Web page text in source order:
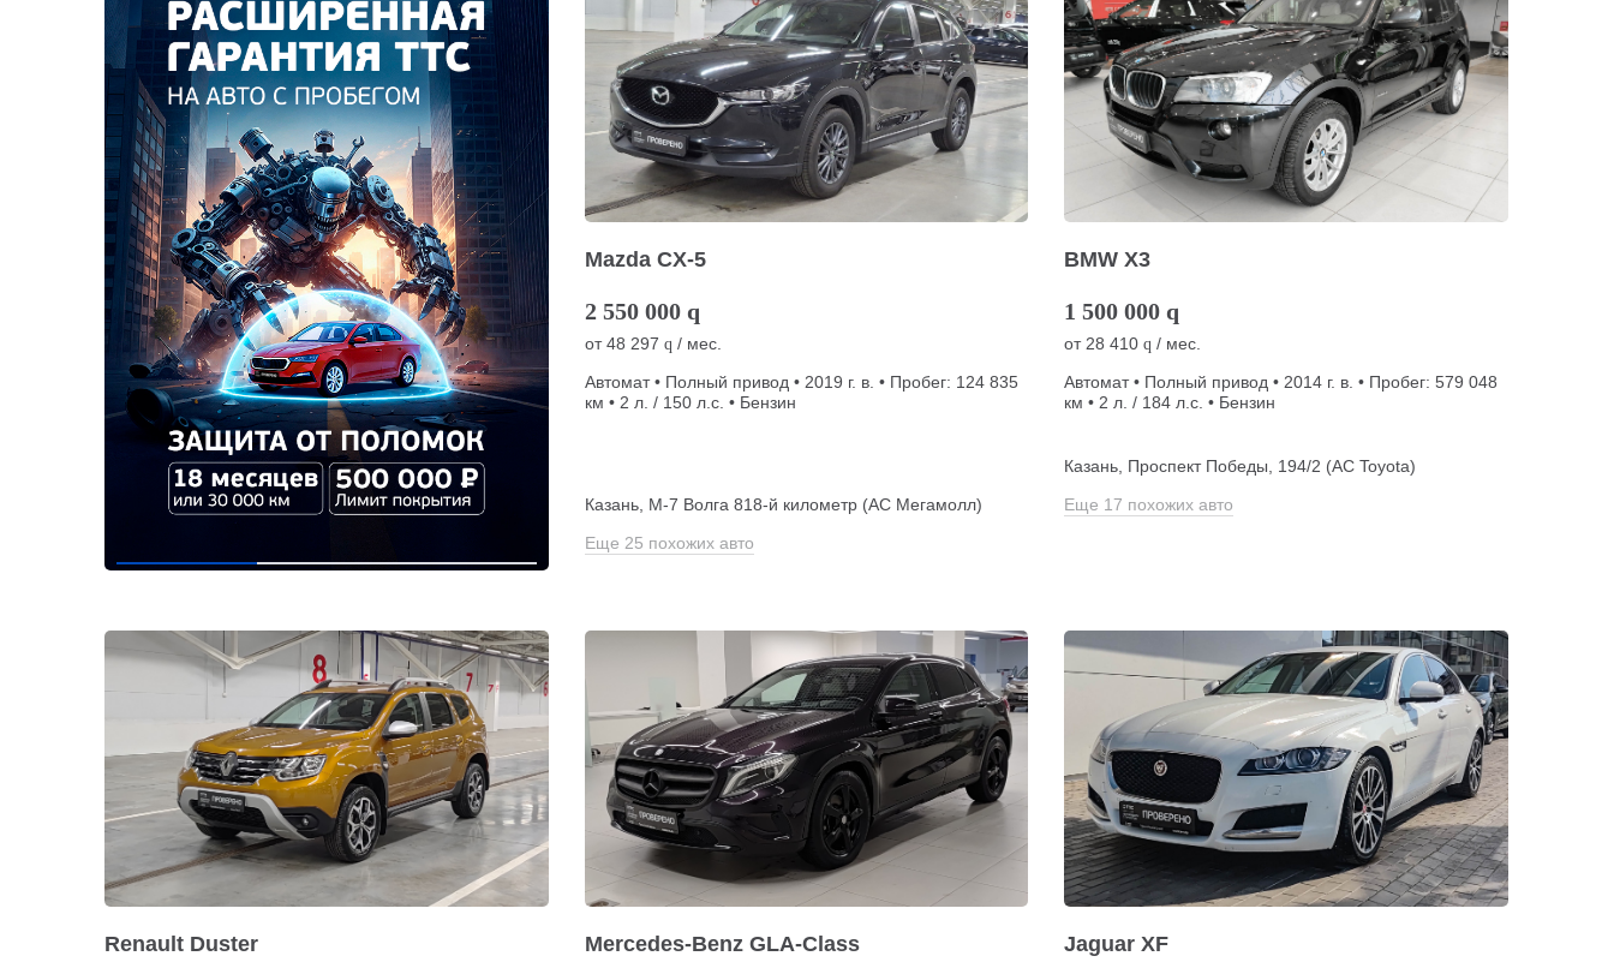
Mazda CX-5
2 550 000 q
от48 297 q / мес.
Автомат • Полный привод • 2019 г. в. • Пробег: 124 835
км • 2 л. / 150 л.с. • Бензин
Казань, М-7 Волга 818-й километр (АС Мегамолл)
Еще 25 похожих авто
BMW X3
1 500 000 q
от 28 410 q / мес.
Автомат • Полный привод • 2014 г. в. • Пробег: 579 048
км • 2 л. / 184 л.с. • Бензин
Казань, Проспект Победы, 194/2 (АС Toyota)
Еще 17 похожих авто
Renault Duster Mercedes-Benz GLA-Class Jaguar XF